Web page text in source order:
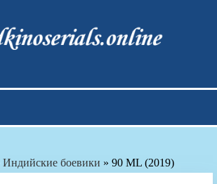
фильмы смотреть
онлайн
Индийские боевики » 90 ML (2019)